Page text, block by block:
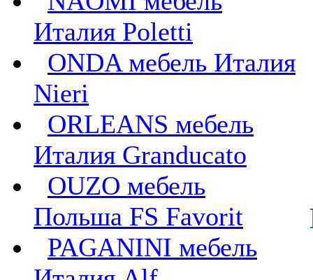
Италия Poletti
ONDA мебель Италия
Nieri
ORLEANS мебель
Италия Granducato
OUZO мебель
Польша FS Favorit
PAGANINI мебель